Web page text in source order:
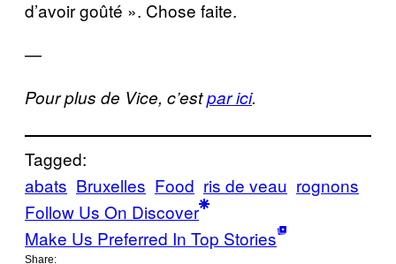
d’avoir goûté ». Chose faite.
—
Pour plus de Vice, c’estpar ici.
Tagged:
abats Bruxelles Food ris de veau rognons
Follow Us On Discover
Make Us Preferred In Top Stories
Share: